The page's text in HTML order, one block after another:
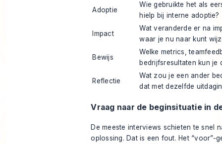
Adoptie
Wie gebruikte het als
hielp bij interne adoptie?
Impact
Wat veranderde er na
waar je nu naar kunt
Bewijs
Welke metrics,
bedrijfsresultaten kun je
Reflectie
Wat zou je een ander
dat met dezelfde
Vraag naar de beginsituatie in
De meeste interviews schieten te snel
oplossing. Dat is een fout. Het “voor”-